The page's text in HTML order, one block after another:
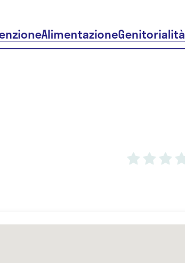
AlimentazioneGenitorialità